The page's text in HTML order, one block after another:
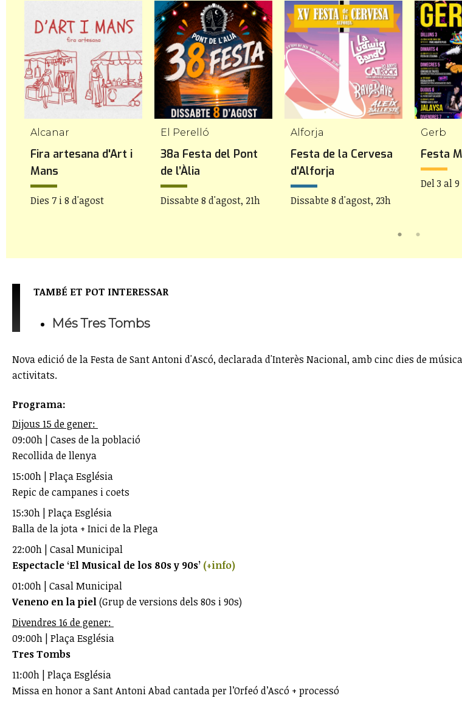
Alcanar
Fira artesana d'Art i
Mans
Dies 7 i 8 d'agost
El Perelló
38a Festa del Pont
de l’Àlia
Dissabte 8 d'agost, 21h
Alforja
Festa de la Cervesa
d'Alforja
Dissabte 8 d'agost, 23h
Gerb
Festa
Del 3 al
TAMBÉ ET POT INTERESSAR
Més Tres Tombs
Nova edició de la Festa de Sant Antoni d'Ascó, declarada d'Interès Nacional, amb cinc dies de
activitats.
Programa:
Dijous 15 de gener:
09:00h | Cases de la població
Recollida de llenya
15:00h | Plaça Església
Repic de campanes i coets
15:30h | Plaça Església
Balla de la jota + Inici de la Plega
22:00h | Casal Municipal
Espectacle ‘El Musical de los 80s y 90s’ (+info)
01:00h | Casal Municipal
Veneno en la piel(Grup de versions dels 80s i 90s)
Divendres 16 de gener:
09:00h | Plaça Església
Tres Tombs
11:00h | Plaça Església
Missa en honor a Sant Antoni Abad cantada per l’Orfeó d’Ascó + processó